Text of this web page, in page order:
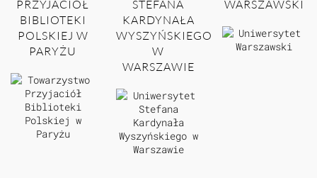
PRZYJACIÓŁ
BIBLIOTEKI
POLSKIEJ W
PARYŻU
STEFANA
KARDYNAŁA
WYSZYŃSKIEGO
W
WARSZAWIE
WARSZAWSKI